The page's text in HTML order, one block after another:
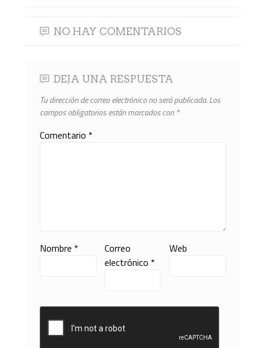
NO HAY COMENTARIOS
DEJA UNA RESPUESTA
Tu dirección de correo electrónico no será publicada.Los
campos obligatorios están marcados con *
Comentario *
Nombre *
Correo
electrónico *
Web